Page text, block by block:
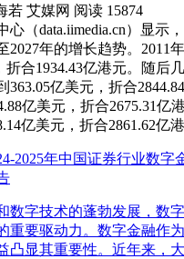
若 艾媒网 阅读 15874
心（data.iimedia.cn）显示
2027年的增长趋势。2011
折合1934.43亿港元。随后
363.05亿美元，折合
亿美元，折合2675.31亿
亿美元，折合2861.62亿港
2025年中国证券行业数字
数字技术的蓬勃发展，数
重要驱动力。数字金融作
凸显其重要性。近年来，